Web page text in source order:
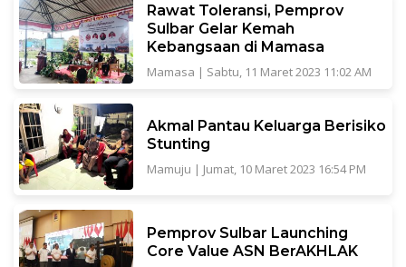
Rawat Toleransi, Pemprov
Sulbar Gelar Kemah
Kebangsaan di Mamasa
Mamasa | Sabtu, 11 Maret 2023 11:02 AM
Akmal Pantau Keluarga Berisiko
Stunting
Mamuju | Jumat, 10 Maret 2023 16:54 PM
Pemprov Sulbar Launching
Core Value ASN BerAKHLAK